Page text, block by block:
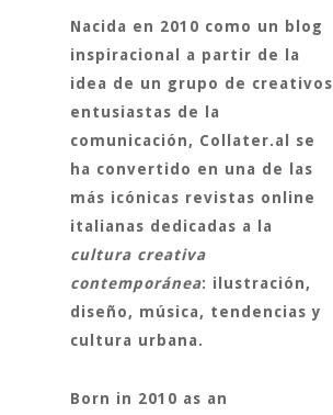
Nacida en 2010 como un blog
inspiracional a partir de la
idea de un grupo de creativos
entusiastas de la
comunicación, Collater.al
se
ha convertido en una de las
más icónicas revistas online
italianas dedicadas a la
cultura creativa
contemporánea: ilustración,
diseño, música, tendencias y
cultura urbana.
Born in 2010 as an